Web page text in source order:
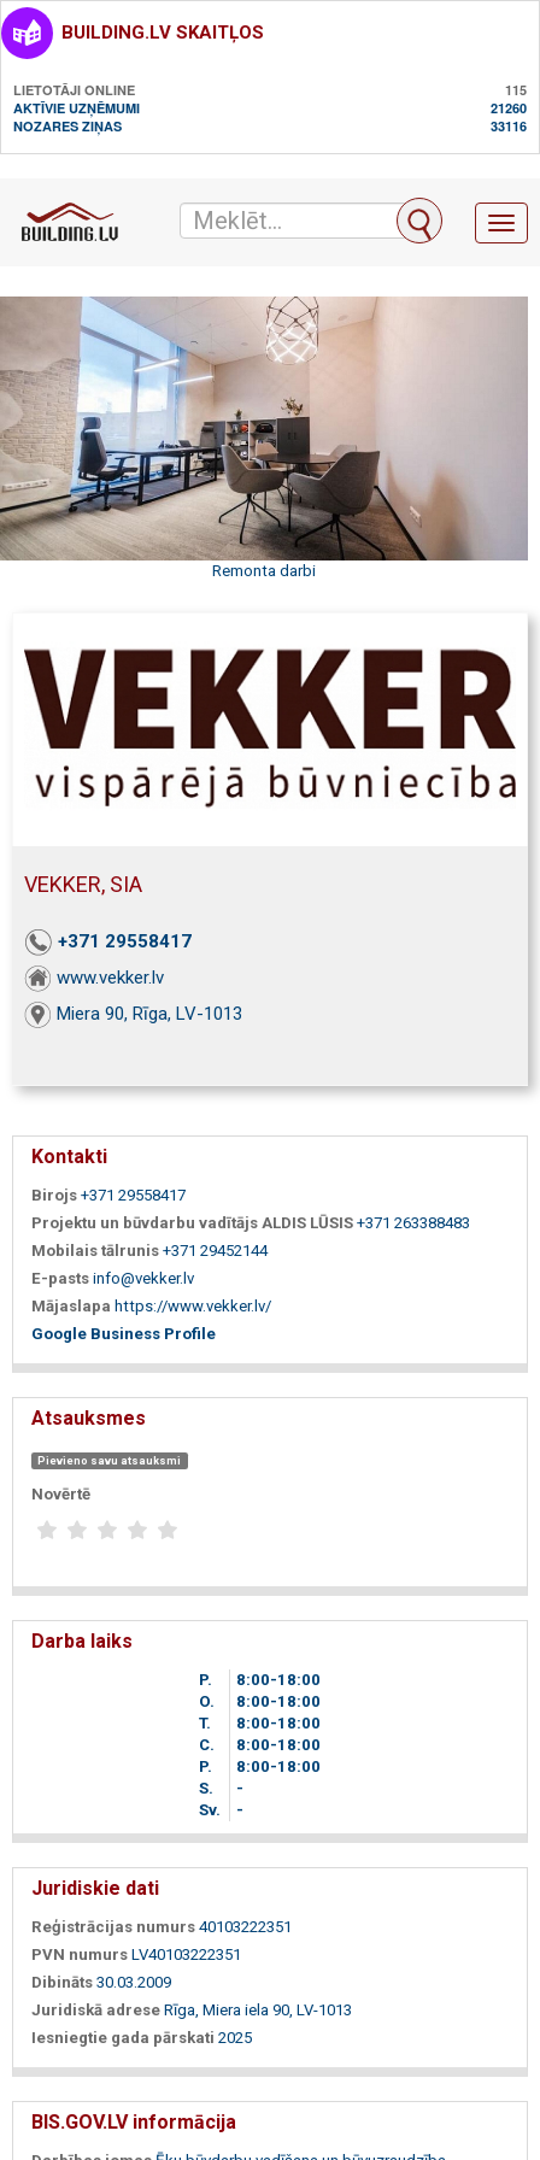
BUILDING.LV SKAITĻOS
LIETOTĀJI ONLINE
115
AKTĪVIE UZŅĒMUMI
21260
NOZARES ZIŅAS
33116
Remonta darbi
VEKKER, SIA
+371 29558417
www.vekker.lv
Miera 90, Rīga, LV-1013
Kontakti
Birojs +371 29558417
Projektu un būvdarbu vadītājs ALDIS LŪSIS +371 263388483
Mobilais tālrunis +371 29452144
E-pasts info@vekker.lv
Mājaslapa https://www.vekker.lv/
Google Business Profile
Atsauksmes
Pievieno savu atsauksmi
Novērtē
Darba laiks
P. 8 00-18 00
O.
8 00-18 00
T.
8 00-18 00
C.
8 00-18 00
P.
8 00-18 00
S.
-
Sv.
-
Juridiskie dati
Reģistrācijas numurs 40103222351
PVN numurs LV40103222351
Dibināts 30.03.2009
Juridiskā adrese Rīga, Miera iela 90, LV-1013
Iesniegtie gada pārskati 2025
BIS.GOV.LV informācija